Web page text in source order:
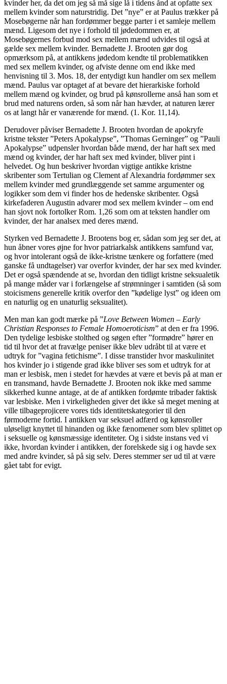
kvinder her, da det om jeg så må sige lå i tidens ånd at opfatte sex
mellem kvinder som naturstridig. Det ”nye” er at Paulus trækker på
Mosebøgerne når han fordømmer begge parter i et samleje mellem
mænd. Ligesom det nye i forhold til jødedommen er, at
Mosebøgernes forbud mod sex mellem mænd udvides til også at
gælde sex mellem kvinder. Bernadette J. Brooten gør dog
opmærksom på, at antikkens jødedom kendte til problematikken
med sex mellem kvinder, og afviste denne om end ikke med
henvisning til 3. Mos. 18, der entydigt kun handler om sex mellem
mænd. Paulus var optaget af at bevare det hierarkiske forhold
mellem mænd og kvinder, og brud på kønsrollerne anså han som et
brud med naturens orden, så som når han hævder, at naturen lærer
os at langt hår er vanærende for mænd. (1. Kor. 11,14).
Derudover påviser Bernadette J. Brooten hvordan de apokryfe
kristne tekster ”Peters Apokalypse”, ”Thomas Gerninger” og ”Pauli
Apokalypse” udpensler hvordan både mænd, der har haft sex med
mænd og kvinder, der har haft sex med kvinder, bliver pint i
helvedet. Og hun beskriver hvordan vigtige antikke kristne
skribenter som Tertulian og Clement af Alexandria fordømmer sex
mellem kvinder med grundlæggende set samme argumenter og
logikker som dem vi finder hos de hedenske skribenter. Også
kirkefaderen Augustin advarer mod sex mellem kvinder – om end
han sjovt nok fortolker Rom. 1,26 som om at teksten handler om
kvinder, der har analsex med deres mænd.
Styrken ved Bernadette J. Brootens bog er, sådan som jeg ser det, at
hun åbner vores øjne for hvor patriarkalsk antikkens samfund var,
og hvor intolerant også de ikke-kristne tænkere og forfattere (med
ganske få undtagelser) var overfor kvinder, der har sex med kvinder.
Det er også spændende at se, hvordan den tidligt kristne seksualetik
på mange måder var i forlængelse af strømninger i samtiden (så som
stoicismens generelle kritik overfor den ”kødelige lyst” og ideen om
en naturlig og en unaturlig seksualitet).
Men man kan godt mærke på ”Love Between Women – Early
Christian Responses to Female Homoeroticism” at den er fra 1996.
Den tydelige lesbiske stolthed og søgen efter ”formødre” hører en
tid til hvor det at fravælge peniser ikke blev udråbt til at være et
udtryk for ”vagina fetichisme”. I disse transtider hvor maskulinitet
hos kvinder jo i stigende grad ikke bliver ses som et udtryk for at
man er lesbisk, men i stedet for hævdes at være et bevis på at man er
en transmand, havde Bernadette J. Brooten nok ikke med samme
sikkerhed kunne antage, at de af antikken fordømte tribader faktisk
var lesbiske. Men i virkeligheden giver det ikke så meget mening at
ville tilbageprojicere vores tids identitetskategorier til den
førmoderne fortid. I antikken var seksuel adfærd og kønsroller
uløseligt knyttet til hinanden og ikke fænomener som blev splittet op
i seksuelle og kønsmæssige identiteter. Og i sidste instans ved vi
ikke, hvordan kvinder i antikken, der forelskede sig i og havde sex
med andre kvinder, så på sig selv. Deres stemmer ser ud til at være
gået tabt for evigt.